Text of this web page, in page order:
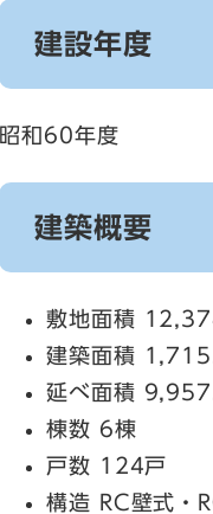
建設年度
昭和60年度
建築概要
敷地面積
建築面積
延べ面積
棟数 6棟
戸数 124戸
構造 RC壁式・